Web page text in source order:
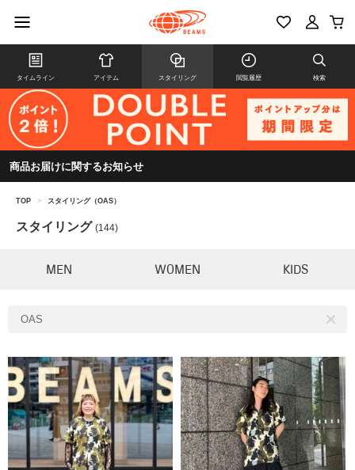
タイムライン アイテム スタイリング 閲覧履歴 検索
商品お届けに関するお知らせ
TOP > スタイリング（OAS）
スタイリング (144)
MEN WOMEN KIDS
OAS